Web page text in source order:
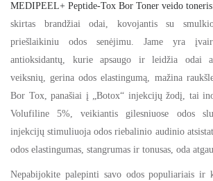
MEDIPEEL+ Peptide-Tox Bor Toner veido toneris
skirtas brandžiai odai, kovojantis su
priešlaikiniu odos senėjimu. Jame yra
antioksidantų, kurie apsaugo ir leidžia odai
veiksnių, gerina odos elastingumą, mažina
Bor Tox, panašiai į „Botox“ injekcijų žodį, tai
Volufiline 5%, veikiantis gilesniuose odos
injekcijų stimuliuoja odos riebalinio audinio
odos elastingumas, stangrumas ir tonusas, oda
Nepabijokite palepinti savo odos populiariais ir